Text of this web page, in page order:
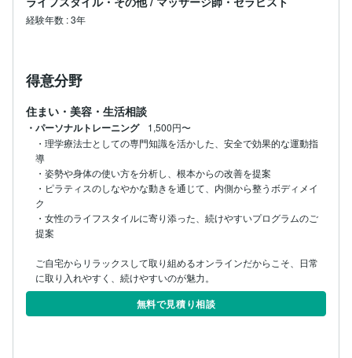
経験年数 :3年
得意分野
住まい・美容・生活相談
・パーソナルトレーニング
1,500円〜
・理学療法士としての専門知識を活かした、安全で効果的な運動指
導
・姿勢や身体の使い方を分析し、根本からの改善を提案
・ピラティスのしなやかな動きを通じて、内側から整うボディメイ
ク
・女性のライフスタイルに寄り添った、続けやすいプログラムのご
提案
ご自宅からリラックスして取り組めるオンラインだからこそ、日常
に取り入れやすく、続けやすいのが魅力。
無料で見積り相談